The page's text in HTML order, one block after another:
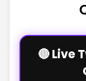
🔴 Live